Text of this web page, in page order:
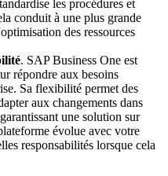
les procédures et
conduit à une plus grande
des ressources
. SAP Business One est
répondre aux besoins
Sa flexibilité permet des
aux changements dans
une solution sur
évolue avec votre
responsabilités lorsque cela